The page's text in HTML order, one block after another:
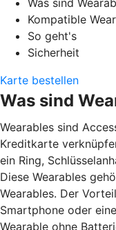
Kompatible
So geht's
Sicherheit
Karte bestellen
Was sind
Wearables sind
Kreditkarte
ein Ring,
Diese Wearables
Wearables. Der
Smartphone oder
Wearable ohne